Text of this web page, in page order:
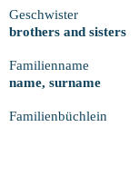
Geschwister
brothers and sisters
Familienname
name, surname
Familienbüchlein